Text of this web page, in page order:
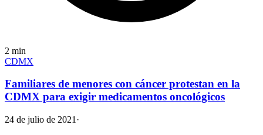
2 min
CDMX
Familiares de menores con cáncer protestan en la
CDMX para exigir medicamentos oncológicos
24 de julio de 2021 ·